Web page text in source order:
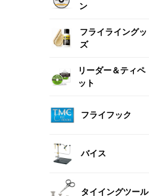
ン
フライライングッ
ズ
リーダー＆ティペ
ット
フライフック
バイス
タイイングツール